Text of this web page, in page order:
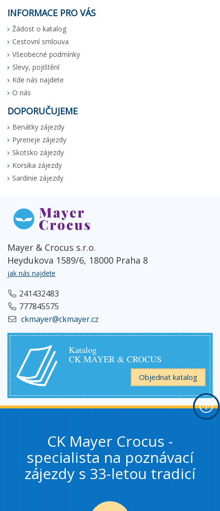
INFORMACE PRO VÁS
Žádost o katalog
Cestovní smlouva
Všeobecné podmínky
Slevy, pojištění
Kde nás najdete
O nás
DOPORUČUJEME
Benátky zájezdy
Pyreneje zájezdy
Skotsko zájezdy
Korsika zájezdy
Sardinie zájezdy
Mayer & Crocus s.r.o.
Heydukova 1589/6, 18000 Praha 8
jak nás najdete
241432483
777845575
ckmayer@ckmayer.cz
Katalog
CK MAYER & CROCUS
Objednat katalog
CK Mayer Crocus -
specialista na poznávací
zájezdy s 33-letou tradicí